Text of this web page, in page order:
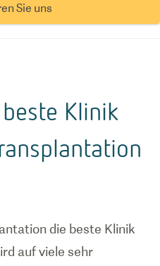
Sie uns
Klinik
die beste Klinik
auf viele sehr